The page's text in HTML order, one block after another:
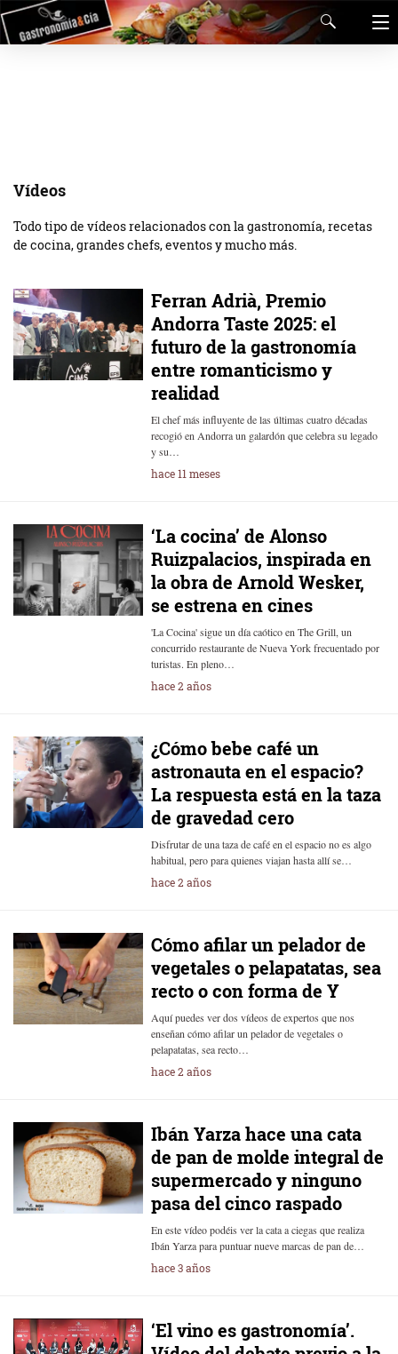
Vídeos
Todo tipo de vídeos relacionados con la gastronomía, recetas
de cocina, grandes chefs, eventos y mucho más.
Ferran Adrià, Premio
Andorra Taste 2025: el
futuro de la gastronomía
entre romanticismo y
realidad
El chef más influyente de las últimas cuatro décadas
recogió en Andorra un galardón que celebra su legado
y su…
hace 11 meses
‘La cocina’ de Alonso
Ruizpalacios, inspirada en
la obra de Arnold Wesker,
se estrena en cines
'La Cocina' sigue un día caótico en The Grill, un
concurrido restaurante de Nueva York frecuentado por
turistas. En pleno…
hace 2 años
¿Cómo bebe café un
astronauta en el espacio?
La respuesta está en la taza
de gravedad cero
Disfrutar de una taza de café en el espacio no es algo
habitual, pero para quienes viajan hasta allí se…
hace 2 años
Cómo afilar un pelador de
vegetales o pelapatatas, sea
recto o con forma de Y
Aquí puedes ver dos vídeos de expertos que nos
enseñan cómo afilar un pelador de vegetales o
pelapatatas, sea recto…
hace 2 años
Ibán Yarza hace una cata
de pan de molde integral de
supermercado y ninguno
pasa del cinco raspado
En este vídeo podéis ver la cata a ciegas que realiza
Ibán Yarza para puntuar nueve marcas de pan de…
hace 3 años
‘El vino es gastronomía’.